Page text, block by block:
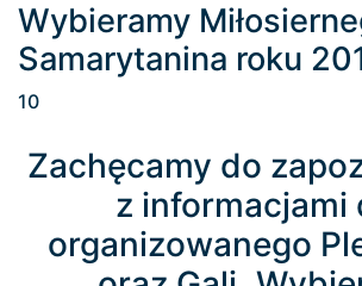
Loading...
Wybieramy
Samarytanina roku
10
Zachęcamy do
z informacjami
organizowanego